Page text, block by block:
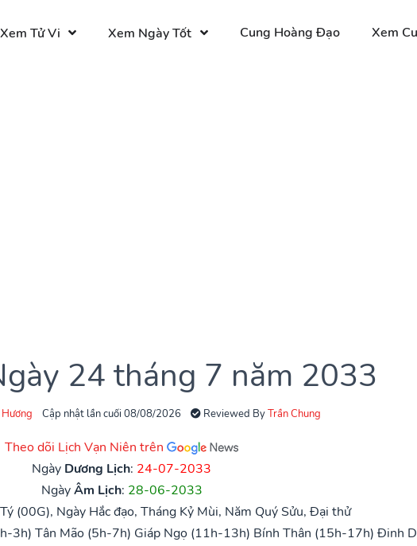
Xem Tử Vi Xem Ngày Tốt Cung Hoàng Đạo Xem
24 tháng 7 năm 2033
Cập nhật lần cuối 08/08/2026 Reviewed ByTrần Chung
Theo dõi Lịch Vạn Niên trên
Ngày Dương Lịch: 24-07-2033
NgàyÂm Lịch: 28-06-2033
(00G), Ngày Hắc đạo, Tháng Kỷ Mùi, Năm Quý Sửu, Đại thử
3h) Tân Mão (5h-7h) Giáp Ngọ (11h-13h) Bính Thân (15h-17h) Đinh